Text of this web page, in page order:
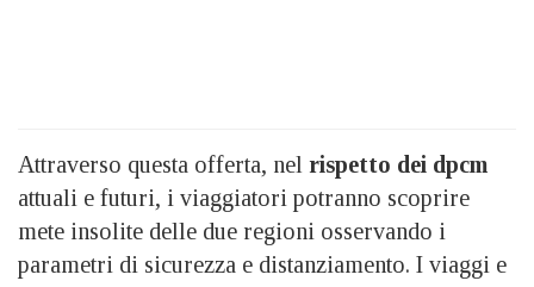
Attraverso questa offerta, nel rispetto dei dpcm
attuali e futuri, i viaggiatori potranno scoprire
mete insolite delle due regioni osservando i
parametri di sicurezza e distanziamento. I viaggi e